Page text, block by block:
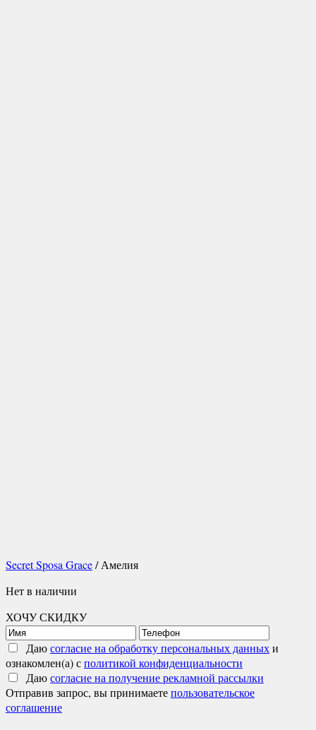
Secret Sposa Grace/ Амелия
Нет в наличии
ХОЧУ СКИДКУ
Даюсогласие на обработку персональных данныхи
ознакомлен(а) сполитикой конфиденциальности
Даюсогласие на получение рекламной рассылки
Отправив запрос, вы принимаетепользовательское
соглашение